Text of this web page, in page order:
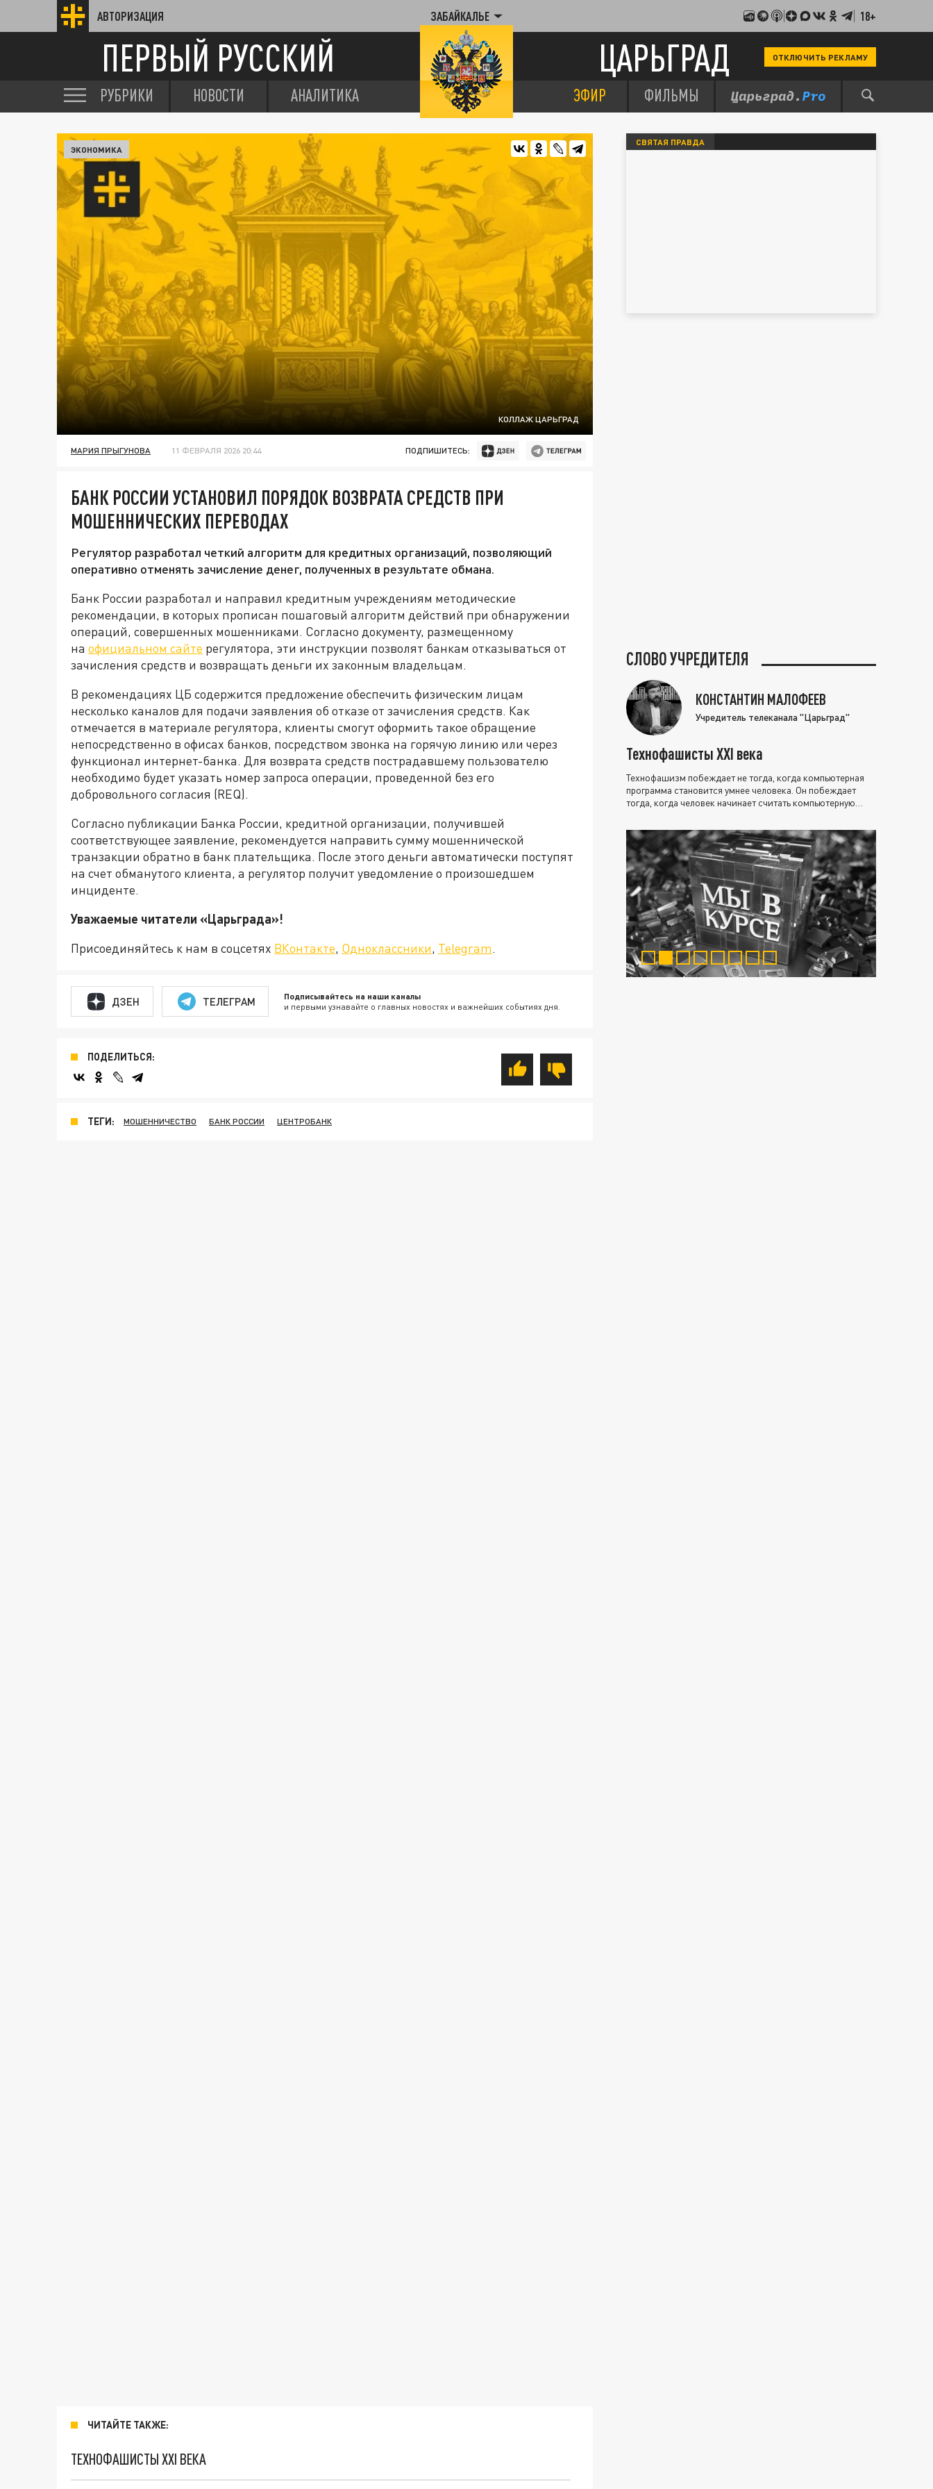
АВТОРИЗАЦИЯ ЗАБАЙКАЛЬЕ 18+
ПЕРВЫЙ РУССКИЙ ЦАРЬГРАД ОТКЛЮЧИТЬ РЕКЛАМУ
РУБРИКИ НОВОСТИ АНАЛИТИКА ЭФИР ФИЛЬМЫ
КОЛЛАЖ ЦАРЬГРАД
ЭКОНОМИКА
МАРИЯ ПРЫГУНОВА 11 ФЕВРАЛЯ 2026 20:44 ПОДПИШИТЕСЬ:
БАНК РОССИИ УСТАНОВИЛ ПОРЯДОК ВОЗВРАТА СРЕДСТВ ПРИ
МОШЕННИЧЕСКИХ ПЕРЕВОДАХ
Регулятор разработал четкий алгоритм для кредитных организаций, позволяющий
оперативно отменять зачисление денег, полученных в результате обмана.
Банк России разработал и направил кредитным учреждениям методические
рекомендации, в которых прописан пошаговый алгоритм действий при обнаружении
операций, совершенных мошенниками. Согласно документу, размещенному
на официальном сайте регулятора, эти инструкции позволят банкам отказываться от
зачисления средств и возвращать деньги их законным владельцам.
В рекомендациях ЦБ содержится предложение обеспечить физическим лицам
несколько каналов для подачи заявления об отказе от зачисления средств. Как
отмечается в материале регулятора, клиенты смогут оформить такое обращение
непосредственно в офисах банков, посредством звонка на горячую линию или через
функционал интернет-банка. Для возврата средств пострадавшему пользователю
необходимо будет указать номер запроса операции, проведенной без его
добровольного согласия (REQ).
Согласно публикации Банка России, кредитной организации, получившей
соответствующее заявление, рекомендуется направить сумму мошеннической
транзакции обратно в банк плательщика. После этого деньги автоматически поступят
на счет обманутого клиента, а регулятор получит уведомление о произошедшем
инциденте.
Уважаемые читатели «Царьграда»!
Присоединяйтесь к нам в соцсетях ВКонтакте, Одноклассники, Telegram.
ДЗЕН ТЕЛЕГРАМ Подписывайтесь на наши каналы
и первыми узнавайте о главных новостях и важнейших событиях дня.
ПОДЕЛИТЬСЯ:
ТЕГИ: МОШЕННИЧЕСТВО БАНК РОССИИ ЦЕНТРОБАНК
ЧИТАЙТЕ ТАКЖЕ:
ТЕХНОФАШИСТЫ XXI ВЕКА
СВЯТАЯ ПРАВДА
СЛОВО УЧРЕДИТЕЛЯ
КОНСТАНТИН МАЛОФЕЕВ
Учредитель телеканала "Царьград"
Технофашисты XXI века
Технофашизм побеждает не тогда, когда компьютерная
программа становится умнее человека. Он побеждает
тогда, когда человек начинает считать компьютерную